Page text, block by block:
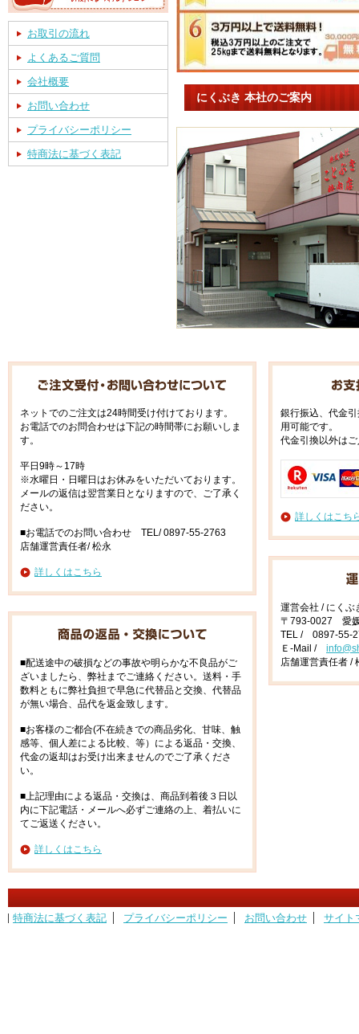
お取引の流れ
よくあるご質問
会社概要
お問い合わせ
プライバシーポリシー
特商法に基づく表記
にくぶき 本社のご案内
ネットでのご注文は24時間受け付けております。
お電話でのお問合わせは下記の時間帯にお願いしま
す。
平日9時～17時
※水曜日・日曜日はお休みをいただいております。
メールの返信は翌営業日となりますので、ご了承く
ださい。
■お電話でのお問い合わせ TEL/ 0897-55-2763
店舗運営責任者/ 松永
詳しくはこちら
■配送途中の破損などの事故や明らかな不良品がご
ざいましたら、弊社までご連絡ください。送料・手
数料ともに弊社負担で早急に代替品と交換、代替品
が無い場合、品代を返金致します。
■お客様のご都合(不在続きでの商品劣化、甘味、触
感等、個人差による比較、等）による返品・交換、
代金の返却はお受け出来ませんのでご了承くださ
い。
■上記理由による返品・交換は、商品到着後３日以
内に下記電話・メールへ必ずご連絡の上、着払いに
てご返送ください。
詳しくはこちら
銀行振込、代金
用可能です。
代金引換以外は
詳しくはこち
運営会社 / にくぶ
〒793-0027 愛
TEL / 0897-55-
Ｅ-Mail /
店舗運営責任者 /
特商法に基づく表記 プライバシーポリシー お問い合わせ サイト